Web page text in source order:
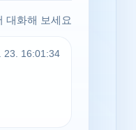
대화해 보세요
23. 16:01:34